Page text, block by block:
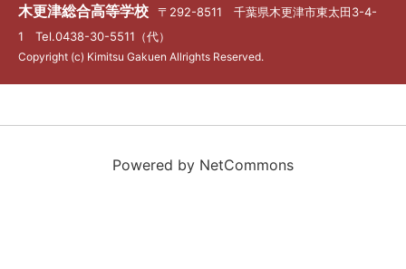
れます。
木更津総合高等学校
〒292-8511 千葉県木更津市東太田3-4-
1 Tel.0438-30-5511（代）
Copyright (c) Kimitsu Gakuen Allrights Reserved.
Powered by NetCommons